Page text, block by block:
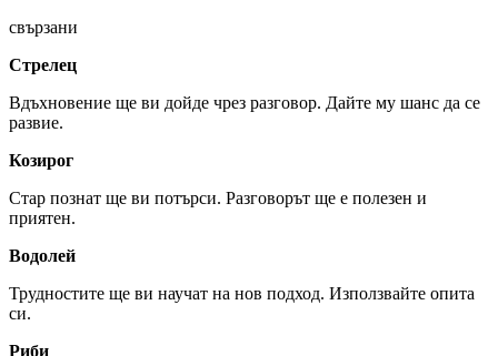
свързани
Стрелец
Вдъхновение ще ви дойде чрез разговор. Дайте му шанс да се
развие.
Козирог
Стар познат ще ви потърси. Разговорът ще е полезен и
приятен.
Водолей
Трудностите ще ви научат на нов подход. Използвайте опита
си.
Риби